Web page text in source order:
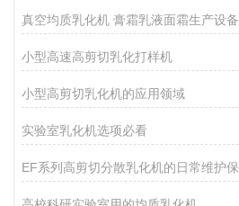
真空均质乳化机 膏霜乳液面霜生产设备
小型高速高剪切乳化打样机
小型高剪切乳化机的应用领域
实验室乳化机选项必看